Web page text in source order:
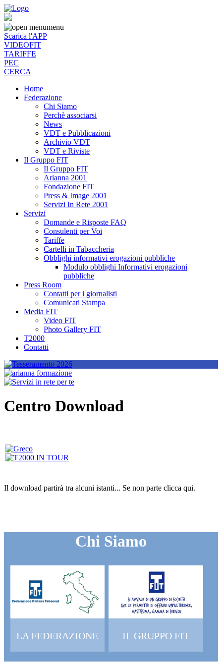
menu
Scarica l'APP
VIDEOFIT
TARIFFE
PEC
CERCA
Home
Federazione
Chi Siamo
Perchè associarsi
News
VDT e Pubblicazioni
Archivio VDT
VDT e Riviste
Il Gruppo FIT
Il Gruppo FIT
Arianna 2001
Fondazione FIT
Press & Image 2001
Servizi In Rete 2001
Servizi
Domande e Risposte FAQ
Consulenti per Voi
Tariffe
Cartelli in Tabaccheria
Obblighi informativi erogazioni pubbliche
Modulo obblighi Informativi erogazioni
pubbliche
Press Room
Contatti per i giornalisti
Comunicati Stampa
Media FIT
Video FIT
Photo Gallery FIT
T2000
Contatti
Centro Download
Il download partirà tra alcuni istanti... Se non parte clicca qui.
Chi Siamo
LA FEDERAZIONE IL GRUPPO FIT